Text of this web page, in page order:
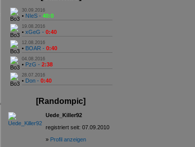
30.09.2016
• NIeS - 40:0
19.08.2016
• xGeG - 0:40
12.08.2016
• BOAR - 0:40
04.08.2016
• PzG - 2:38
28.07.2016
• Don - 0:40
[Randompic]
Uede_Killer92
registriert seit: 07.09.2010
» Profil anzeigen